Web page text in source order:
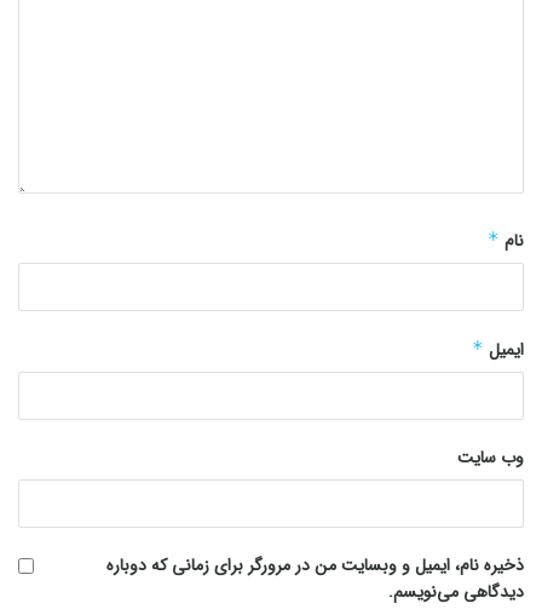
نام *
ایمیل *
وب‌ سایت
ذخیره نام، ایمیل و وبسایت من در مرورگر برای زمانی که دوباره
دیدگاهی می‌نویسم.